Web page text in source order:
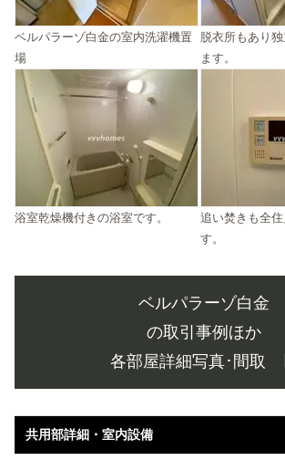
ベルパラーゾ白金の室内洗濯機置
場
脱衣所もあり
ます。
浴室乾燥機付きの浴室です。
追い焚きも全
す。
ベルパラーゾ白金
の取引事例ほか
各部屋詳細写真･間取
共用部詳細・室内設備